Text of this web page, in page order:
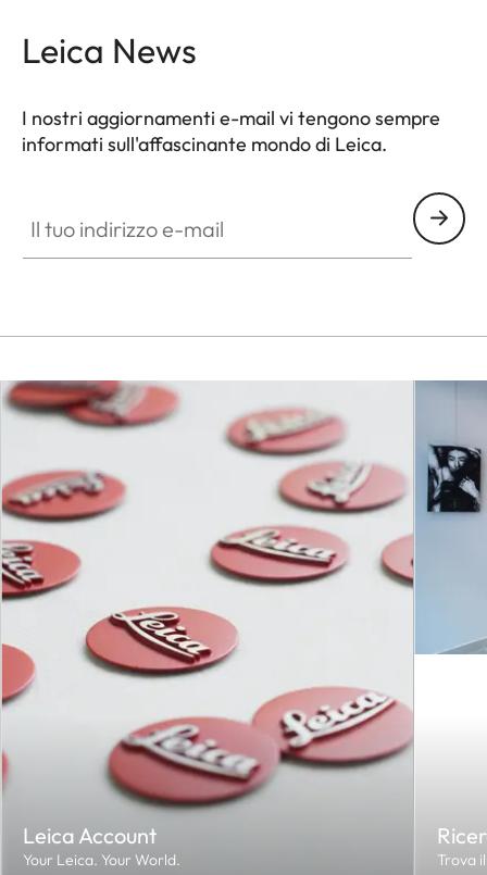
Leica News
I nostri aggiornamenti e-mail vi tengono sempre
informati sull'affascinante mondo di Leica.
Leica Account
Your Leica. Your World. Trova